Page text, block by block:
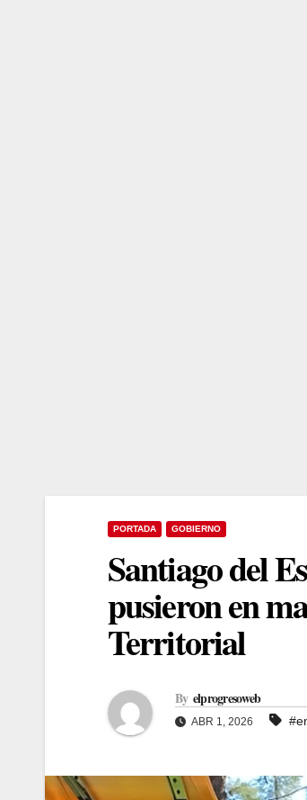
PORTADA GOBIERNO
Santiago del
pusieron en
Territorial
By elprogresoweb
ABR 1, 2026